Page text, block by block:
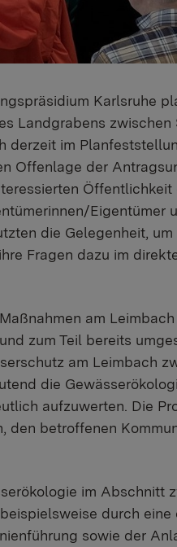
Karlsruhe
Landgrabens
derzeit im
Offenlage der
Öffentlichkeit
Eigentümer
die Gelegenheit,
Fragen dazu im
am
zum Teil bereits
am Leimbach
die
aufzuwerten. Die
den betroffenen
im Abschnitt
durch
sowie der